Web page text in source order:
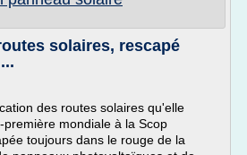
solaires, rescapé
des routes solaires qu'elle
mondiale à la Scop
toujours dans le rouge de la